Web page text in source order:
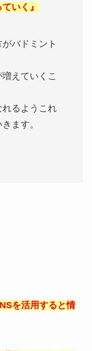
いく』
バドミント
えていくこ
るようこれ
ます。
を活用すると情